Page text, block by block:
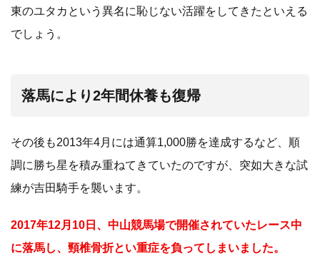
東のユタカという異名に恥じない活躍をしてきたといえる
でしょう。
落馬により2年間休養も復帰
その後も2013年4月には通算1,000勝を達成するなど、順
調に勝ち星を積み重ねてきていたのですが、突如大きな試
練が吉田騎手を襲います。
2017年12月10日、中山競馬場で開催されていたレース中
に落馬し、頸椎骨折とい重症を負ってしまいました。